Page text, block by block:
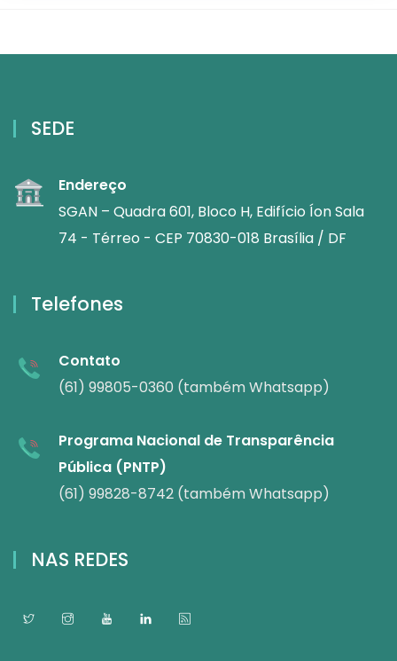
SEDE
Endereço
SGAN – Quadra 601, Bloco H, Edifício Íon Sala
74 - Térreo - CEP 70830-018 Brasília / DF
Telefones
Contato
(61) 99805-0360 (também Whatsapp)
Programa Nacional de Transparência
Pública (PNTP)
(61) 99828-8742 (também Whatsapp)
NAS REDES